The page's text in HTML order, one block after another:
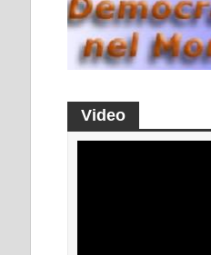
Video